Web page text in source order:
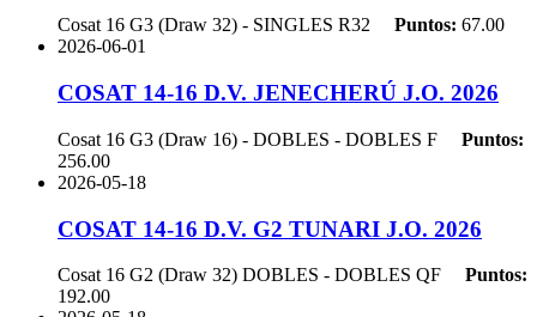
Cosat 16 G3 (Draw 32) - SINGLES R32 Puntos: 67.00
2026-06-01
COSAT 14-16 D.V. JENECHERÚ J.O. 2026
Cosat 16 G3 (Draw 16) - DOBLES - DOBLES F
Puntos:
256.00
2026-05-18
COSAT 14-16 D.V. G2 TUNARI J.O. 2026
Cosat 16 G2 (Draw 32) DOBLES - DOBLES QF
Puntos:
192.00